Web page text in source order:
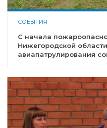
СОБЫТИЯ
С начала
Нижегородской
авиапатрулирования